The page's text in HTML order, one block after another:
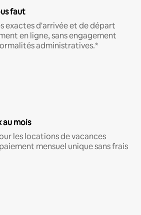
faut
exactes d'arrivée et de départ
en ligne, sans engagement
administratives.*
au mois
les locations de vacances
mensuel unique sans frais